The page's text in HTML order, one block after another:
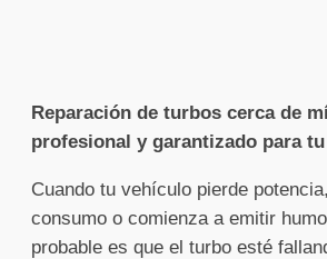
Reparación de turbos cerca de
profesional y garantizado para
Cuando tu vehículo pierde
consumo o comienza a emitir
probable es que el turbo esté